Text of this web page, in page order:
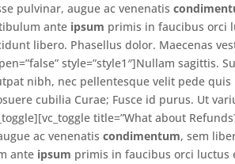
pulvinar, augue ac venenatis
ante ipsum primis in faucibus orci
libero. Phasellus dolor. Maecenas
style=”style1″]Nullam sagittis.
nibh, nec pellentesque velit pede
cubilia Curae; Fusce id purus. Ut
title=”What about
ac venenatiscondimentum, sem
ante ipsum primis in faucibus orci luctus